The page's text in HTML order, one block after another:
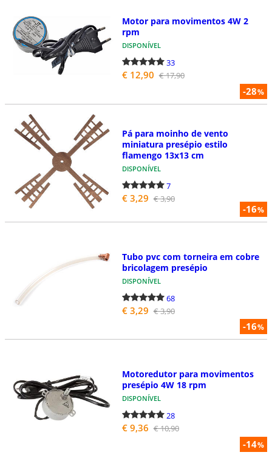
-28%
Motor para movimentos 4W 2
rpm
DISPONÍVEL
33
€ 12,90 € 17,90
-16%
Pá para moinho de vento
miniatura presépio estilo
flamengo 13x13 cm
DISPONÍVEL
7
€ 3,29 € 3,90
-16%
Tubo pvc com torneira em cobre
bricolagem presépio
DISPONÍVEL
68
€ 3,29 € 3,90
-14%
Motoredutor para movimentos
presépio 4W 18 rpm
DISPONÍVEL
28
€ 9,36 € 10,90